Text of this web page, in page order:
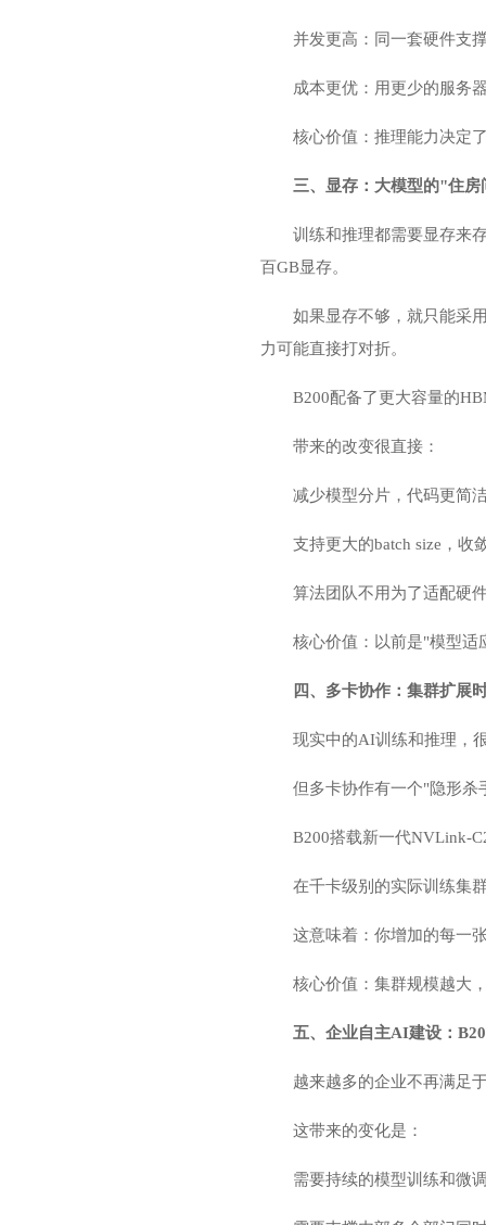
并发更高：同一套硬件支
成本更优：用更少的服务
核心价值：推理能力决定
三、显存：大模型的"住
训练和推理都需要显存来
百GB显存。
如果显存不够，就只能采
力可能直接打对折。
B200配备了更大容量的
带来的改变很直接：
减少模型分片，代码更简
支持更大的batch size，收
算法团队不用为了适配硬
核心价值：以前是"模型适
四、多卡协作：集群扩展
现实中的AI训练和推理，
但多卡协作有一个"隐形杀
B200搭载新一代NVLink-
在千卡级别的实际训练集
这意味着：你增加的每一
核心价值：集群规模越大
五、企业自主AI建设：
越来越多的企业不再满足
这带来的变化是：
需要持续的模型训练和微